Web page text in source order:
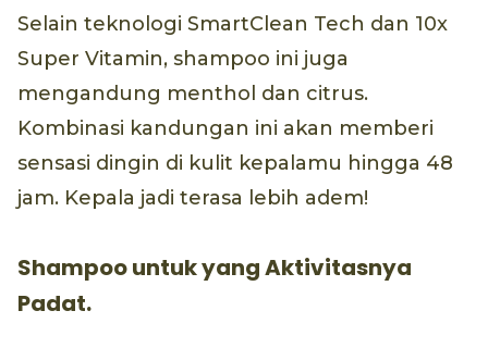
Selain teknologi SmartClean Tech dan 10x
Super Vitamin, shampoo ini juga
mengandung menthol dan citrus.
Kombinasi kandungan ini akan memberi
sensasi dingin di kulit kepalamu hingga 48
jam. Kepala jadi terasa lebih adem!
Shampoo untuk yang Aktivitasnya
Padat.